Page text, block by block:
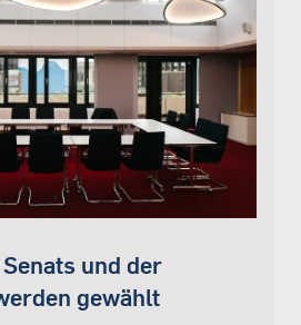
und der
gewählt